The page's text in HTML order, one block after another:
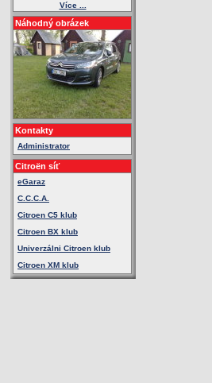
Více ...
Náhodný obrázek
Kontakty
Administrator
Citroën síť
eGaraz
C.C.C.A.
Citroen C5 klub
Citroen BX klub
Univerzálni Citroen klub
Citroen XM klub